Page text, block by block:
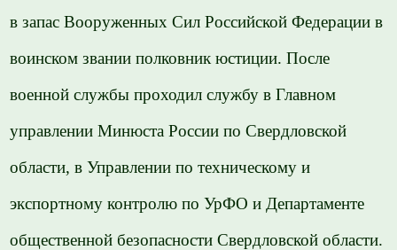
в запас Вооруженных Сил Российской Федерации в
воинском звании полковник юстиции. После
военной службы проходил службу в Главном
управлении Минюста России по Свердловской
области, в Управлении по техническому и
экспортному контролю по УрФО и Департаменте
общественной безопасности Свердловской области.